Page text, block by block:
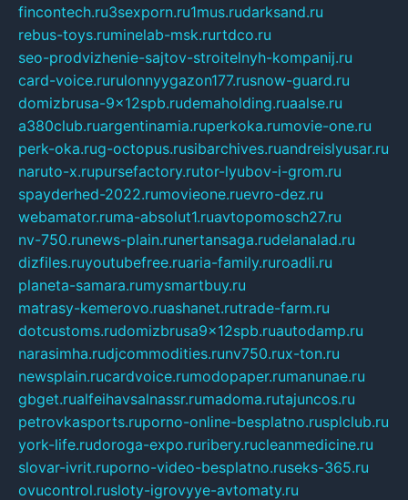
fincontech.ru3sexporn.ru1mus.rudarksand.ru
rebus-toys.ruminelab-msk.rurtdco.ru
seo-prodvizhenie-sajtov-stroitelnyh-kompanij.ru
card-voice.rurulonnyygazon177.rusnow-guard.ru
domizbrusa-9x12spb.rudemaholding.ruaalse.ru
a380club.ruargentinamia.ruperkoka.rumovie-one.ru
perk-oka.rug-octopus.rusibarchives.ruandreislyusar.ru
naruto-x.rupursefactory.rutor-lyubov-i-grom.ru
spayderhed-2022.rumovieone.ruevro-dez.ru
webamator.ruma-absolut1.ruavtopomosch27.ru
nv-750.runews-plain.runertansaga.rudelanalad.ru
dizfiles.ruyoutubefree.ruaria-family.ruroadli.ru
planeta-samara.rumysmartbuy.ru
matrasy-kemerovo.ruashanet.rutrade-farm.ru
dotcustoms.rudomizbrusa9x12spb.ruautodamp.ru
narasimha.rudjcommodities.runv750.rux-ton.ru
newsplain.rucardvoice.rumodopaper.rumanunae.ru
gbget.rualfeihavsalnassr.rumadoma.rutajuncos.ru
petrovkasports.ruporno-online-besplatno.rusplclub.ru
york-life.rudoroga-expo.ruribery.rucleanmedicine.ru
slovar-ivrit.ruporno-video-besplatno.ruseks-365.ru
ovucontrol.rusloty-igrovyye-avtomaty.ru